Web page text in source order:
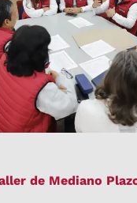
de Mediano